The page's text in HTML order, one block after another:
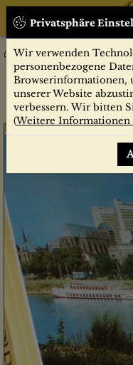
Privatsphäre
Wir verwenden
personenbezogene
Browserinformationen,
unserer Website
verbessern. Wir bitten
(Weitere Informationen
Sachbücher
Kirche - gestern und
Bode ; e. Magdeburgbuch
bearb. von Elfride Kiel